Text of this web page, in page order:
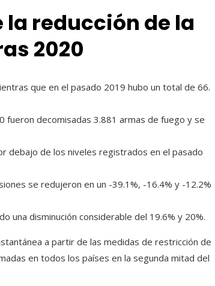
reducción de la
2020
que en el pasado 2019 hubo un total de 66.
fueron decomisadas 3.881 armas de fuego y se
debajo de los niveles registrados en el pasado
se redujeron en un -39.1%, -16.4% y -12.2%
una disminución considerable del 19.6% y 20%.
a partir de las medidas de restricción de
en todos los países en la segunda mitad del